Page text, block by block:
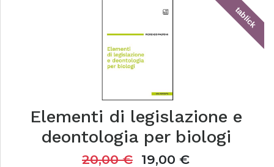
tablick
Elementi di legislazione e
deontologia per biologi
20,00€ 19,00 €